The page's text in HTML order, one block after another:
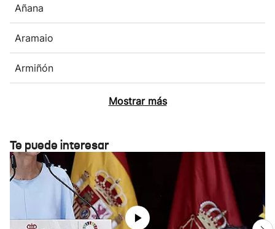
Añana
Aramaio
Armiñón
Mostrar más
Te puede interesar